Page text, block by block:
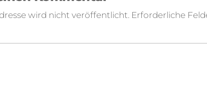
wird nicht veröffentlicht. Erforderliche